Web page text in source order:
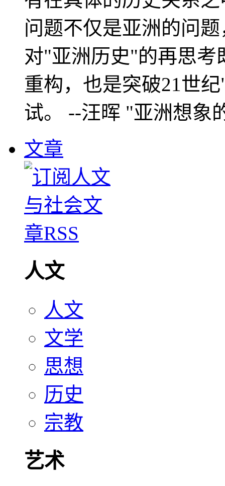
问题不仅是亚洲的问
对"亚洲历史"的再思考
重构，也是突破21世
试。 --汪晖 "亚洲想象
文章
人文
人文
文学
思想
历史
宗教
艺术